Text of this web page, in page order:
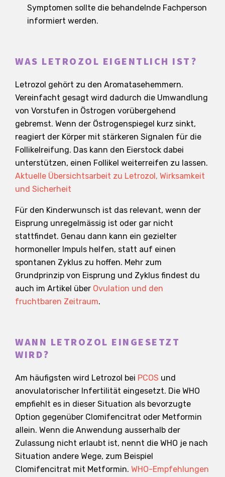
Symptomen sollte die behandelnde Fachperson
informiert werden.
WAS LETROZOL EIGENTLICH IST?
Letrozol gehört zu den Aromatasehemmern.
Vereinfacht gesagt wird dadurch die Umwandlung
von Vorstufen in Östrogen vorübergehend
gebremst. Wenn der Östrogenspiegel kurz sinkt,
reagiert der Körper mit stärkeren Signalen für die
Follikelreifung. Das kann den Eierstock dabei
unterstützen, einen Follikel weiterreifen zu lassen.
Aktuelle Übersichtsarbeit zu Letrozol, Wirksamkeit
und Sicherheit
Für den Kinderwunsch ist das relevant, wenn der
Eisprung unregelmässig ist oder gar nicht
stattfindet. Genau dann kann ein gezielter
hormoneller Impuls helfen, statt auf einen
spontanen Zyklus zu hoffen. Mehr zum
Grundprinzip von Eisprung und Zyklus findest du
auch im Artikel über Ovulation und den
fruchtbaren Zeitraum.
WANN LETROZOL EINGESETZT
WIRD?
Am häufigsten wird Letrozol bei PCOS und
anovulatorischer Infertilität eingesetzt. Die WHO
empfiehlt es in dieser Situation als bevorzugte
Option gegenüber Clomifencitrat oder Metformin
allein. Wenn die Anwendung ausserhalb der
Zulassung nicht erlaubt ist, nennt die WHO je nach
Situation andere Wege, zum Beispiel
Clomifencitrat mit Metformin. WHO-Empfehlungen